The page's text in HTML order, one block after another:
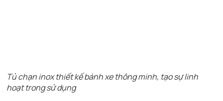
Tủ chạn inox thiết kế bánh xe thông minh, tạo sự linh
hoạt trong sử dụng